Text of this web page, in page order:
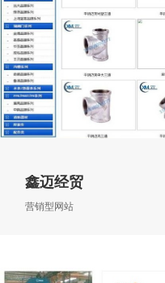
鑫迈经贸
营销型网站